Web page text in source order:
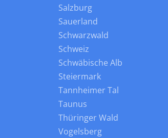
Salzburg
Sauerland
Schwarzwald
Schweiz
Schwäbische Alb
Steiermark
Tannheimer Tal
Taunus
Thüringer Wald
Vogelsberg